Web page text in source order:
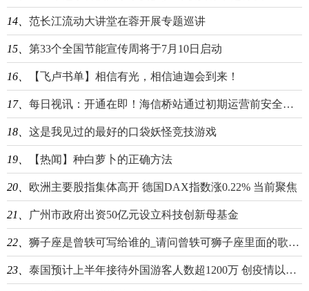
14、 范长江流动大讲堂在蓉开展专题巡讲
15、 第33个全国节能宣传周将于7月10日启动
16、 【飞卢书单】相信有光，相信迪迦会到来！
17、 每日视讯：开通在即！海信桥站通过初期运营前安全评估
18、 这是我见过的最好的口袋妖怪竞技游戏
19、 【热闻】种白萝卜的正确方法
20、 欧洲主要股指集体高开 德国DAX指数涨0.22% 当前聚焦
21、 广州市政府出资50亿元设立科技创新母基金
22、 狮子座是曾轶可写给谁的_请问曾轶可狮子座里面的歌词是意思啊
23、 泰国预计上半年接待外国游客人数超1200万 创疫情以来新高